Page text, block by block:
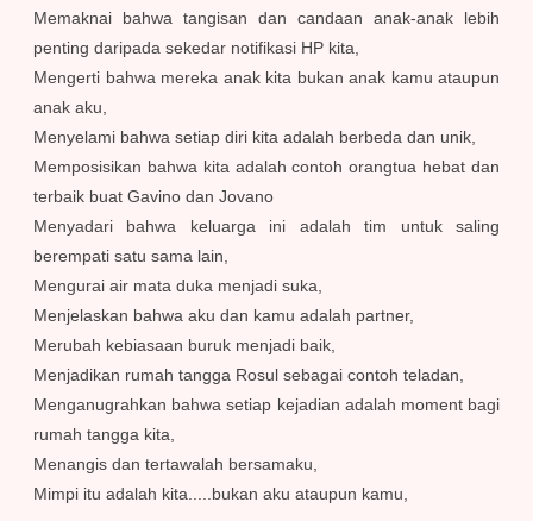
Memaknai bahwa tangisan dan candaan anak-anak lebih
penting daripada sekedar notifikasi HP kita,
Mengerti bahwa mereka anak kita bukan anak kamu ataupun
anak aku,
Menyelami bahwa setiap diri kita adalah berbeda dan unik,
Memposisikan bahwa kita adalah contoh orangtua hebat dan
terbaik buat Gavino dan Jovano
Menyadari bahwa keluarga ini adalah tim untuk saling
berempati satu sama lain,
Mengurai air mata duka menjadi suka,
Menjelaskan bahwa aku dan kamu adalah partner,
Merubah kebiasaan buruk menjadi baik,
Menjadikan rumah tangga Rosul sebagai contoh teladan,
Menganugrahkan bahwa setiap kejadian adalah moment bagi
rumah tangga kita,
Menangis dan tertawalah bersamaku,
Mimpi itu adalah kita.....bukan aku ataupun kamu,